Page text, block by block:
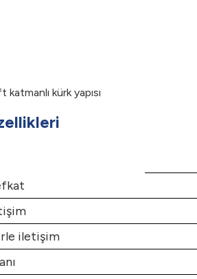
kürk yapısı
iletişim